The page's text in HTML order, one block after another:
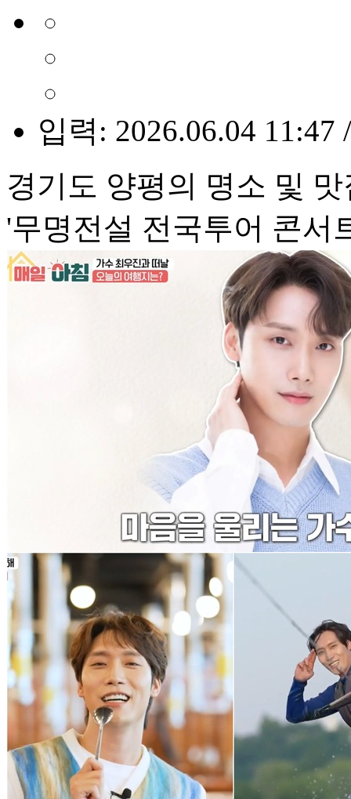
입력: 2026.06.04 11:47
경기도 양평의 명소 및
'무명전설 전국투어 콘서